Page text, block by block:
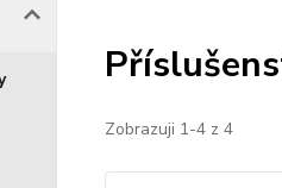
Zobrazuji 1-4 z 4